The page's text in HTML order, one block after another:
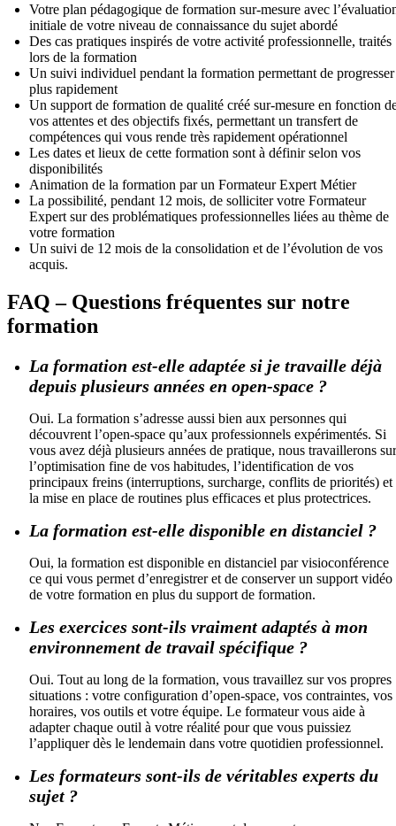
Votre plan pédagogique de formation sur-mesure avec
initiale de votre niveau de connaissance du sujet abordé
Des cas pratiques inspirés de votre activité professionnelle, traités
lors de la formation
Un suivi individuel pendant la formation permettant de progresser
plus rapidement
Un support de formation de qualité créé sur-mesure en fonction
vos attentes et des objectifs fixés, permettant un transfert de
compétences qui vous rende très rapidement opérationnel
Les dates et lieux de cette formation sont à définir selon vos
disponibilités
Animation de la formation par un Formateur Expert Métier
La possibilité, pendant 12 mois, de solliciter votre Formateur
Expert sur des problématiques professionnelles liées au thème de
votre formation
Un suivi de 12 mois de la consolidation et de l’évolution de vos
acquis.
FAQ – Questions fréquentes sur notre
formation
La formation est-elle adaptée si je travaille déjà
depuis plusieurs années en open-space ?
Oui. La formation s’adresse aussi bien aux personnes qui
découvrent l’open-space qu’aux professionnels expérimentés. Si
vous avez déjà plusieurs années de pratique, nous travaillerons sur
l’optimisation fine de vos habitudes, l’identification de vos
principaux freins (interruptions, surcharge, conflits de priorités) et
la mise en place de routines plus efficaces et plus protectrices.
La formation est-elle disponible en distanciel ?
Oui, la formation est disponible en distanciel par visioconférence
ce qui vous permet d’enregistrer et de conserver un support vidéo
de votre formation en plus du support de formation.
Les exercices sont-ils vraiment adaptés à mon
environnement de travail spécifique ?
Oui. Tout au long de la formation, vous travaillez sur vos propres
situations : votre configuration d’open-space, vos contraintes, vos
horaires, vos outils et votre équipe. Le formateur vous aide à
adapter chaque outil à votre réalité pour que vous puissiez
l’appliquer dès le lendemain dans votre quotidien professionnel.
Les formateurs sont-ils de véritables experts du
sujet ?